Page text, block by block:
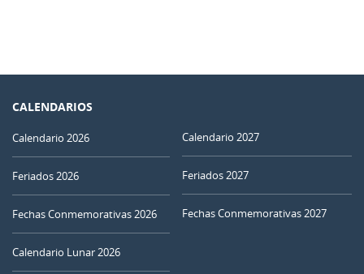
CALENDARIOS
Calendario 2026
Feriados 2026
Fechas Conmemorativas 2026
Calendario Lunar 2026
Calendario 2027
Feriados 2027
Fechas Conmemorativas 2027